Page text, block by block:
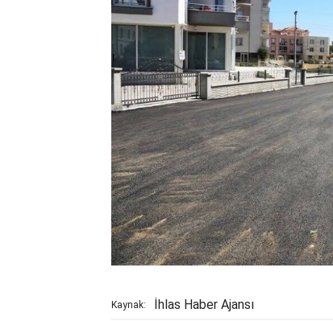
Kaynak: İhlas Haber Ajansı